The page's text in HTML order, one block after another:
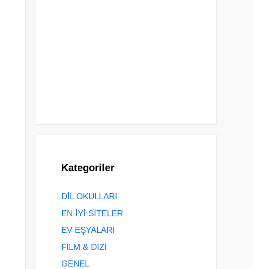
Kategoriler
DİL OKULLARI
EN İYİ SİTELER
EV EŞYALARI
FİLM & DİZİ
GENEL